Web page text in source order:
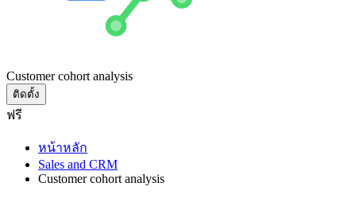
Customer cohort analysis
ติดตั้ง
ฟรี
หน้าหลัก
Sales and CRM
Customer cohort analysis